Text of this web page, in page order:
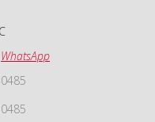
WhatsApp